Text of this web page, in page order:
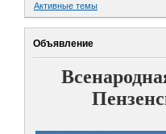
Активные темы
Объявление